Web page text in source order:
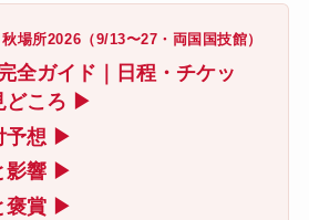
場所2026（9/13〜27・両国国技館）
全ガイド｜日程・チケッ
どころ ▶
予想 ▶
影響 ▶
褒賞 ▶